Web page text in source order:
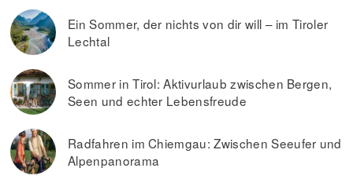
Ein Sommer, der nichts von dir will – im Tiroler
Lechtal
Sommer in Tirol: Aktivurlaub zwischen Bergen,
Seen und echter Lebensfreude
Radfahren im Chiemgau: Zwischen Seeufer und
Alpenpanorama